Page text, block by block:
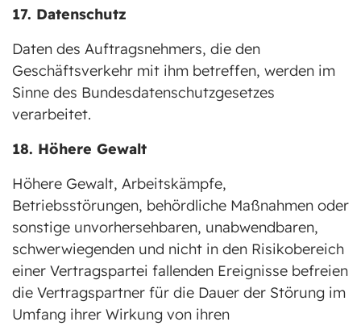
17. Datenschutz
Daten des Auftragsnehmers, die den
Geschäftsverkehr mit ihm betreffen, werden im
Sinne des Bundesdatenschutzgesetzes
verarbeitet.
18. Höhere Gewalt
Höhere Gewalt, Arbeitskämpfe,
Betriebsstörungen, behördliche Maßnahmen oder
sonstige unvorhersehbaren, unabwendbaren,
schwerwiegenden und nicht in den Risikobereich
einer Vertragspartei fallenden Ereignisse befreien
die Vertragspartner für die Dauer der Störung im
Umfang ihrer Wirkung von ihren